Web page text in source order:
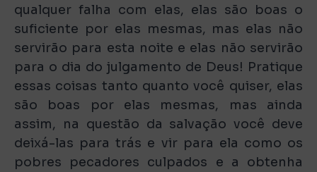
qualquer falha com elas, elas são boas o
suficiente por elas mesmas, mas elas não
servirão para esta noite e elas não servirão
para o dia do julgamento de Deus! Pratique
essas coisas tanto quanto você quiser, elas
são boas por elas mesmas, mas ainda
assim, na questão da salvação você deve
deixá-las para trás e vir para ela como os
pobres pecadores culpados e a obtenha